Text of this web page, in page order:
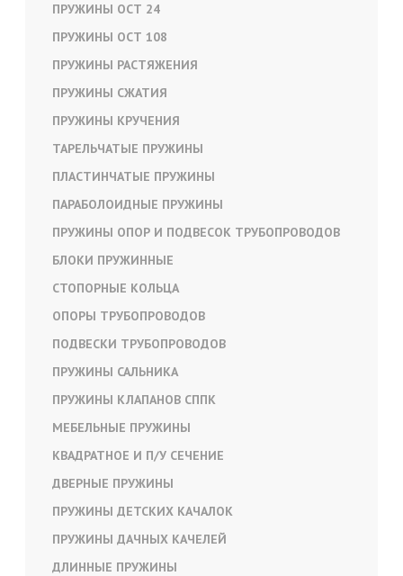
ПРУЖИНЫ ОСТ 24
ПРУЖИНЫ ОСТ 108
ПРУЖИНЫ РАСТЯЖЕНИЯ
ПРУЖИНЫ СЖАТИЯ
ПРУЖИНЫ КРУЧЕНИЯ
ТАРЕЛЬЧАТЫЕ ПРУЖИНЫ
ПЛАСТИНЧАТЫЕ ПРУЖИНЫ
ПАРАБОЛОИДНЫЕ ПРУЖИНЫ
ПРУЖИНЫ ОПОР И ПОДВЕСОК ТРУБОПРОВОДОВ
БЛОКИ ПРУЖИННЫЕ
СТОПОРНЫЕ КОЛЬЦА
ОПОРЫ ТРУБОПРОВОДОВ
ПОДВЕСКИ ТРУБОПРОВОДОВ
ПРУЖИНЫ САЛЬНИКА
ПРУЖИНЫ КЛАПАНОВ СППК
МЕБЕЛЬНЫЕ ПРУЖИНЫ
КВАДРАТНОЕ И П/У СЕЧЕНИЕ
ДВЕРНЫЕ ПРУЖИНЫ
ПРУЖИНЫ ДЕТСКИХ КАЧАЛОК
ПРУЖИНЫ ДАЧНЫХ КАЧЕЛЕЙ
ДЛИННЫЕ ПРУЖИНЫ